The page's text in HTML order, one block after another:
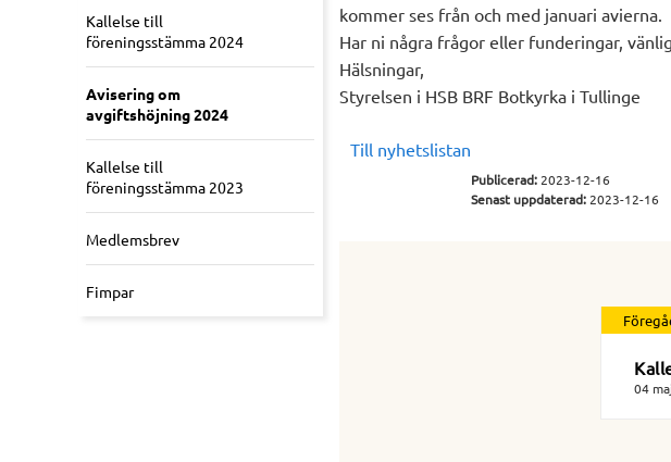
Kallelse till
föreningsstämma 2024
Avisering om
avgiftshöjning 2024
Kallelse till
föreningsstämma 2023
Medlemsbrev
Fimpar
kommer ses från och med januari avierna.
Har ni några frågor eller funderingar,
Hälsningar,
Styrelsen i HSB BRF Botkyrka i Tullinge
Till nyhetslistan
Publicerad:2023-12-16
Senast uppdaterad:2023-12-16
04